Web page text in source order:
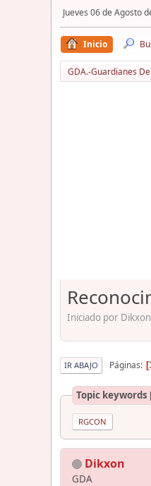
Jueves 06 de Agosto
Inicio
GDA.-Guardianes
Iniciado por
IR ABAJO Páginas
Topic keywords
RGCON
Dikxon
GDA